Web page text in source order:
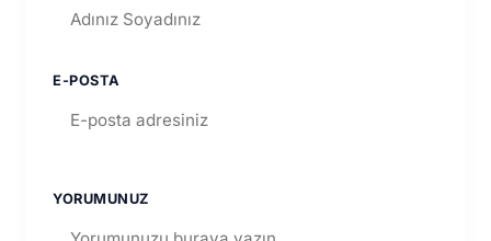
E-POSTA
YORUMUNUZ